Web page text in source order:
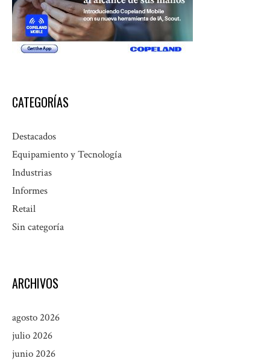
CATEGORÍAS
Destacados
Equipamiento y Tecnología
Industrias
Informes
Retail
Sin categoría
ARCHIVOS
agosto 2026
julio 2026
junio 2026